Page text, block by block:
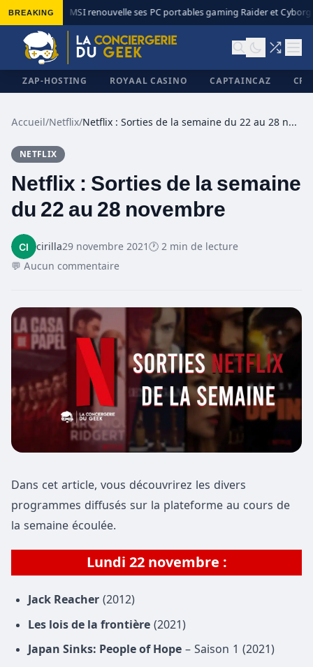
BREAKING MSI renouvelle ses PC portables gaming Raider et Cyborg
ZAP-HOSTING ROYAAL CASINO CAPTAINCAZ
Accueil/Netflix/ Netflix : Sorties de la semaine du 22 au 28 novembre
NETFLIX
Netflix : Sorties de la semaine
du 22 au 28 novembre
cirilla29 novembre 2021🕐 2 min de lecture
💬 Aucun commentaire
Dans cet article, vous découvrirez les divers
programmes diffusés sur la plateforme au cours de
la semaine écoulée.
Lundi 22 novembre :
Jack Reacher (2012)
Les lois de la frontière (2021)
Japan Sinks: People of Hope – Saison 1 (2021)